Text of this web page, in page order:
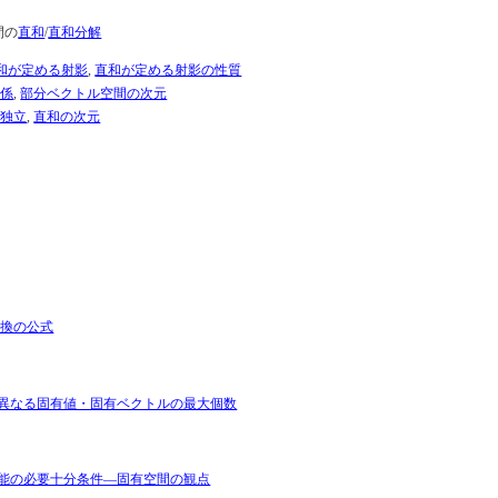
の直和/直和分解
が定める射影,直和が定める射影の性質
,部分ベクトル空間の次元
立,直和の次元
の公式
なる固有値・固有ベクトルの最大個数
の必要十分条件―固有空間の観点